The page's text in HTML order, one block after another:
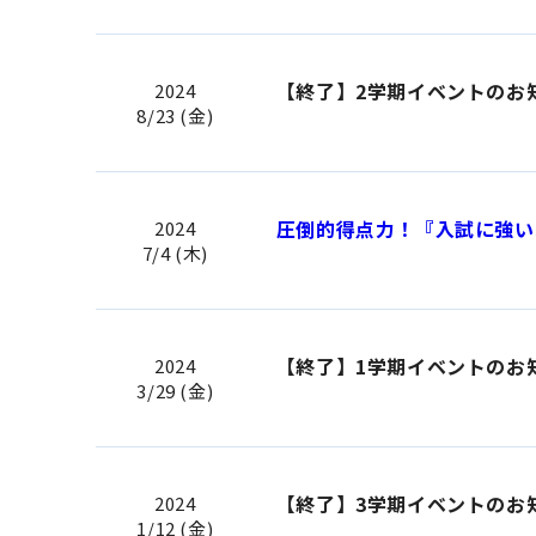
2024
8/23 (金)
【終了】2学期イベントのお
2024
7/4 (木)
圧倒的得点力！『入試に強い
2024
3/29 (金)
【終了】1学期イベントのお
2024
1/12 (金)
【終了】3学期イベントのお